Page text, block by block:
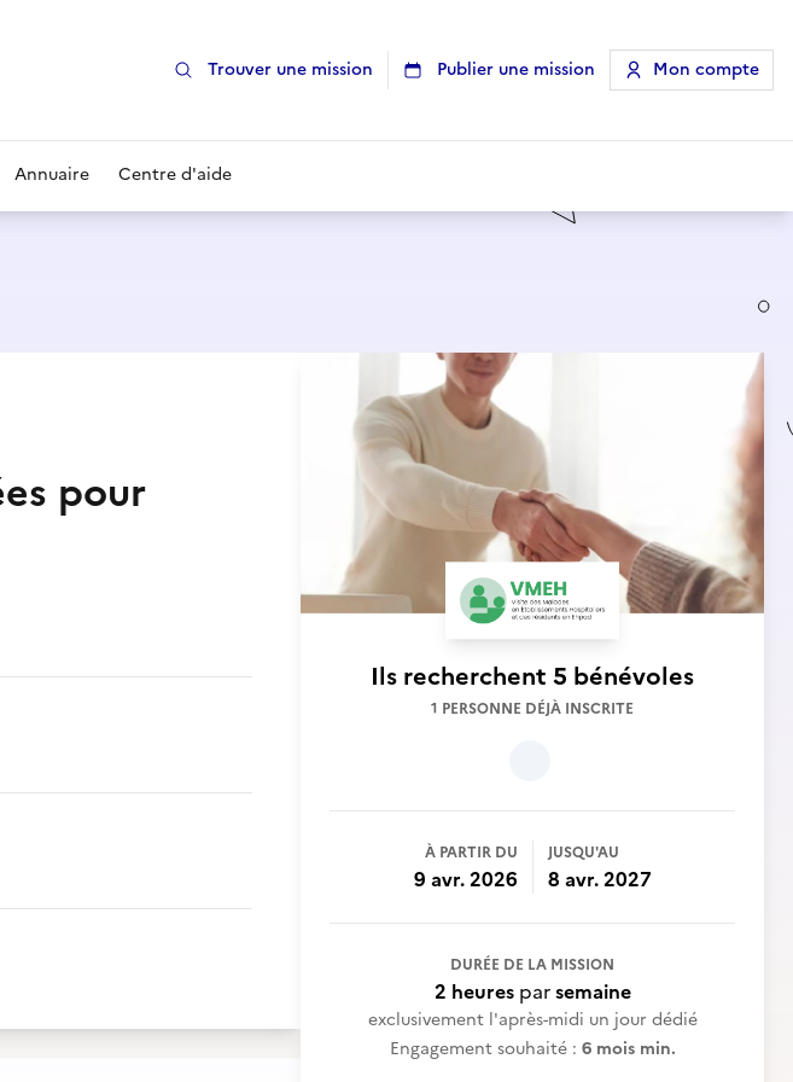
Trouver une mission Publier une mission Mon compte
Annuaire Centre d'aide
pour
Ils recherchent 5 bénévoles
1 PERSONNE DÉJÀ INSCRITE
À PARTIR DU
9 avr. 2026
JUSQU'AU
8 avr. 2027
DURÉE DE LA MISSION
2 heuresparsemaine
exclusivement l'après-midi un jour dédié
Engagement souhaité : 6 mois min.